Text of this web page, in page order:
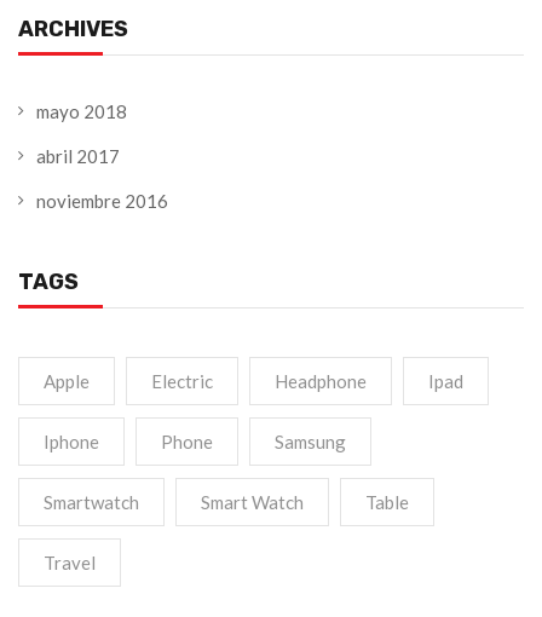
ARCHIVES
mayo 2018
abril 2017
noviembre 2016
TAGS
Apple Electric Headphone Ipad
Iphone Phone Samsung
Smartwatch Smart Watch Table
Travel